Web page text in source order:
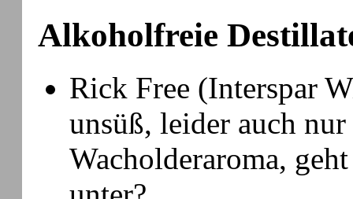
Alkoholfreie
Rick Free (Interspar
unsüß, leider auch nur
Wacholderaroma,